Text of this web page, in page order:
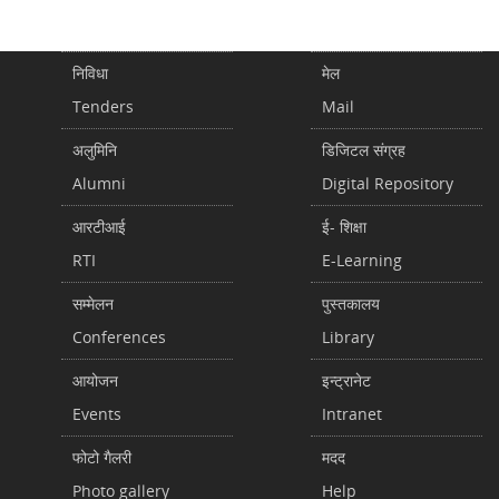
निविधा
Tenders
अलुमिनि
Alumni
आरटीआई
RTI
सम्मेलन
Conferences
आयोजन
Events
फोटो गैलरी
Photo gallery
मेल
Mail
डिजिटल संग्रह
Digital Repository
ई- शिक्षा
E-Learning
पुस्तकालय
Library
इन्ट्रानेट
Intranet
मदद
Help